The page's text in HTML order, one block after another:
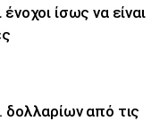
ίσως να είναι
δολλαρίων από τις